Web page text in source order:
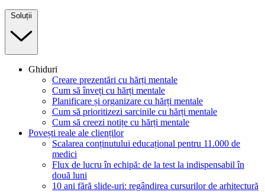
Soluții
Ghiduri
Creare prezentări cu hărți mentale
Cum să înveți cu hărți mentale
Planificare și organizare cu hărți mentale
Cum să prioritizezi sarcinile cu hărți mentale
Cum să creezi notițe cu hărți mentale
Povești reale ale clienților
Scalarea conținutului educațional pentru 11.000 de
medici
Flux de lucru în echipă: de la test la indispensabil în
două luni
10 ani fără slide-uri: regândirea cursurilor de arhitectură